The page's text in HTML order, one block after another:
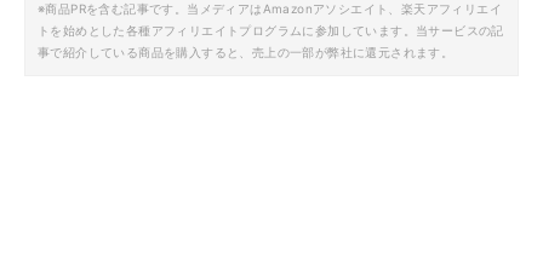
※商品PRを含む記事です。当メディアはAmazonアソシエイト、楽天アフィリエイ
トを始めとした各種アフィリエイトプログラムに参加しています。当サービスの記
事で紹介している商品を購入すると、売上の一部が弊社に還元されます。